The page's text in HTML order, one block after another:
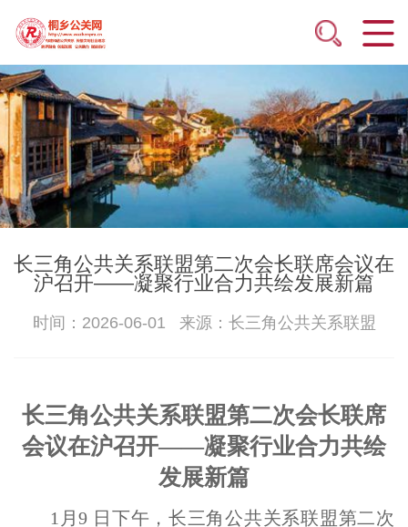
长三角公共关系联盟第二次会长联席会议在
沪召开——凝聚行业合力共绘发展新篇
时间：2026-06-01 来源：长三角公共关系联盟
长三角公共关系联盟第二次会长联席
会议在沪召开——凝聚行业合力共绘
发展新篇
1月9 日下午，长三角公共关系联盟第二次